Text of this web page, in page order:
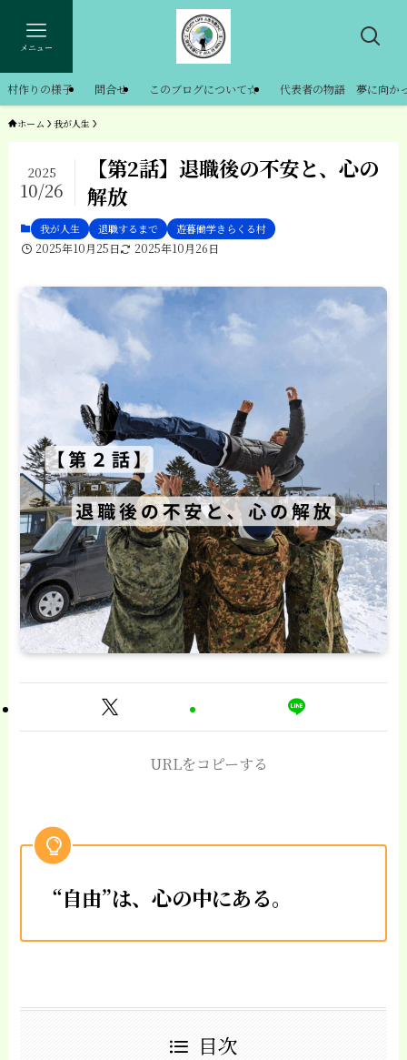
メニュー
村作りの様子 問合せ このブログについて☆ 代表者の物語 夢に向か
ホーム 我が人生
【第2話】退職後の不安と、心の
解放
2025
10/26
我が人生 退職するまで 遊暮働学きらくる村
2025年10月25日 2025年10月26日
URLをコピーする
“自由”は、心の中にある。
目次